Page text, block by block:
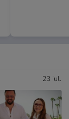
23 iul.